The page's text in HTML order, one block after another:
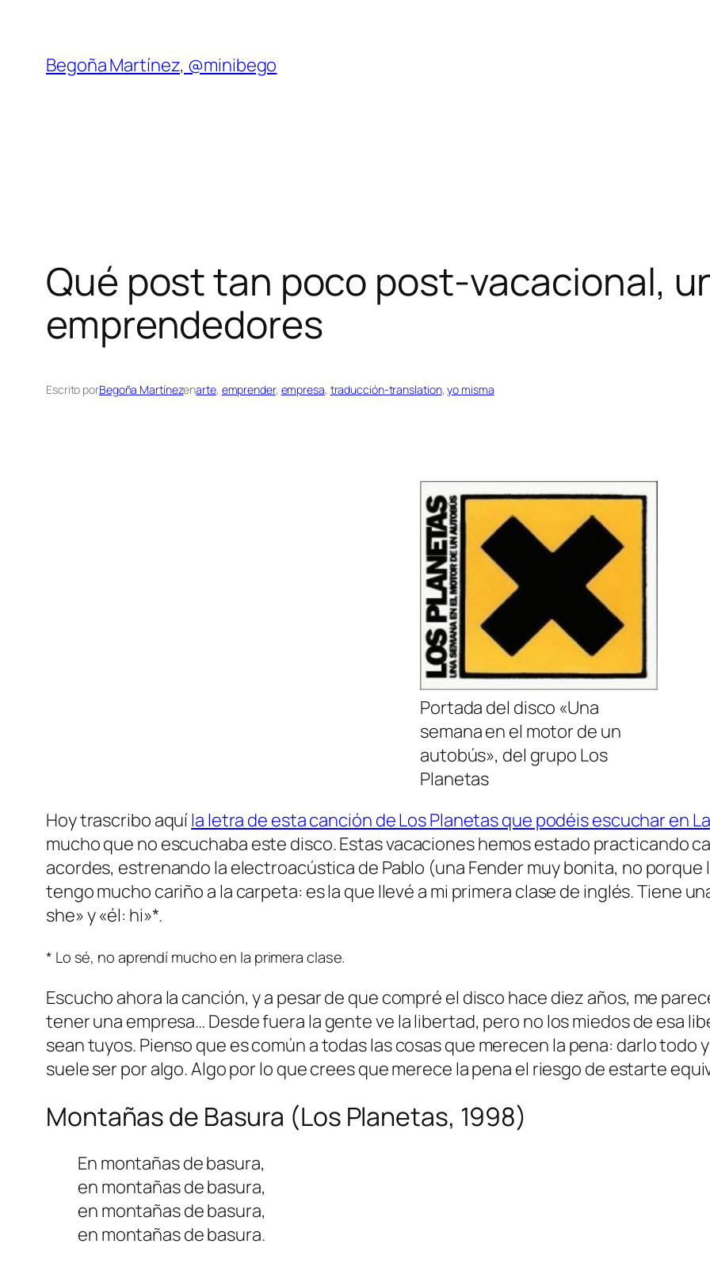
contenido
Begoña Martínez, @minibego
Qué post tan poco post-vacacional,
emprendedores
Escrito porBegoña Martínezenarte, emprender, empresa, traducción-translation, yo misma
Portada del disco «Una
semana en el motor de un
autobús», del grupo Los
Planetas
Hoy trascribo aquí la letra de esta canción de Los Planetas que podéis escuchar en
mucho que no escuchaba este disco. Estas vacaciones hemos estado practicando
acordes, estrenando la electroacústica de Pablo (una Fender muy bonita, no porque
tengo mucho cariño a la carpeta: es la que llevé a mi primera clase de inglés. Tiene
she» y «él: hi»*.
* Lo sé, no aprendí mucho en la primera clase.
Escucho ahora la canción, y a pesar de que compré el disco hace diez años, me
tener una empresa… Desde fuera la gente ve la libertad, pero no los miedos de esa
sean tuyos. Pienso que es común a todas las cosas que merecen la pena: darlo todo
suele ser por algo. Algo por lo que crees que merece la pena el riesgo de estarte
Montañas de Basura (Los Planetas, 1998)
En montañas de basura,
en montañas de basura,
en montañas de basura,
en montañas de basura.